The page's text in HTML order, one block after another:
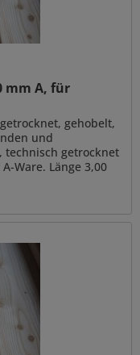
mm A, für
gehobelt,
und
technisch getrocknet
Ware. Länge 3,00